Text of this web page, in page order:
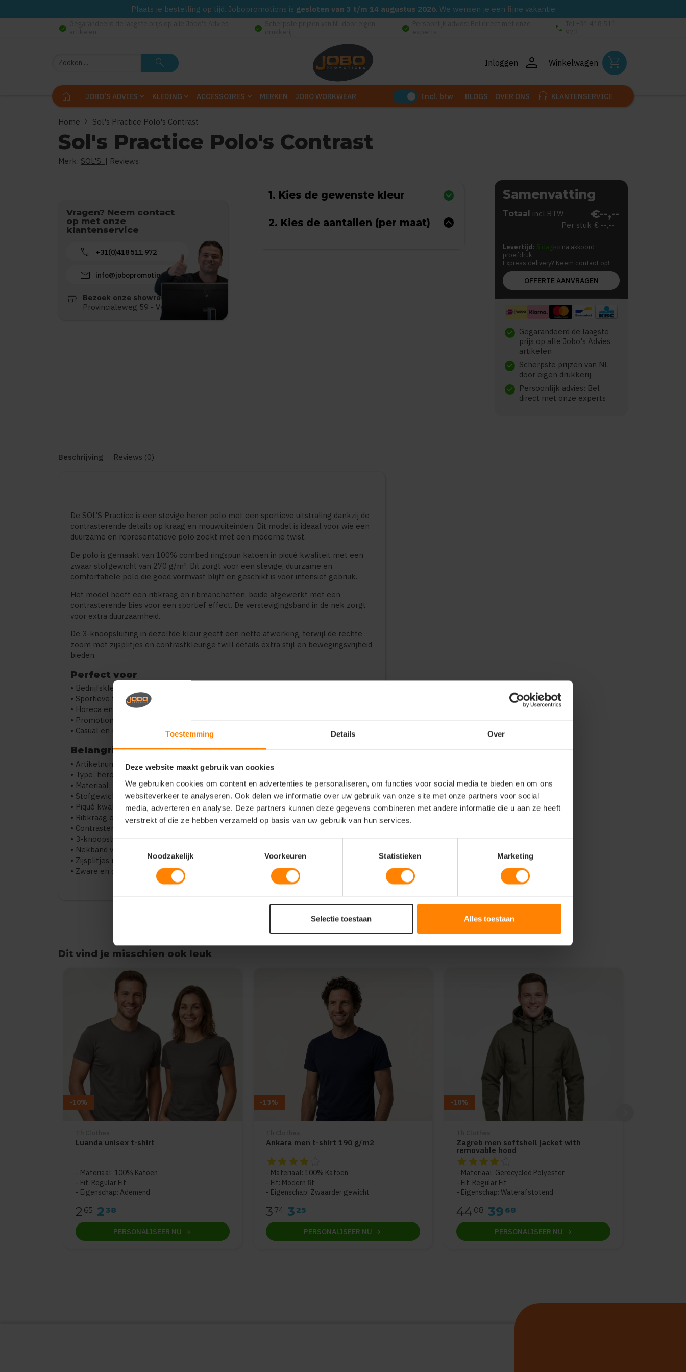
Toestemming Details Over
Deze website maakt gebruik van cookies
We gebruiken cookies om content en advertenties te personaliseren, om functies voor social media te bieden en om ons
websiteverkeer te analyseren. Ook delen we informatie over uw gebruik van onze site met onze partners voor social
media, adverteren en analyse. Deze partners kunnen deze gegevens combineren met andere informatie die u aan ze heeft
verstrekt of die ze hebben verzameld op basis van uw gebruik van hun services.
Toestemmingsselectie
Noodzakelijk
Voorkeuren Statistieken Marketing
Selectie toestaan Alles toestaan
Plaats je bestelling op tijd. Jobopromotions is gesloten van 3 t/m 14 augustus 2026. We wensen je een fijne vakantie
check_circle check_circle check_circle phone
Zoeken search Inloggen person Winkelwagen shopping_cart
home JOBO'S ADVIES KLEDING ACCESSOIRES MERKEN JOBO WORKWEAR Incl. btw BLOGS OVER ONS headset_mic KLANTENSERVICE
Home chevron_right Sol's Practice Polo's Contrast
Sol's Practice Polo's Contrast
Merk: SOL'S | Reviews:
Vragen? Neem contact
op met onze
klantenservice
call +31(0)418 511 972
mail info@jobopromotions.nl
store
Bezoek onze showroom:
Provincialeweg 59 - Velddriel
1. Kies de gewenste kleur
2. Kies de aantallen (per maat)
Samenvatting
Totaal incl.BTW €--,--
Per stuk € --,--
Levertijd: 5 dagen na akkoord
proefdruk
Express delivery? Neem contact op!
OFFERTE AANVRAGEN
check Gegarandeerd de laagste
prijs op alle Jobo's Advies
artikelen
check Scherpste prijzen van NL
door eigen drukkerij
check
Persoonlijk advies: Bel
direct met onze experts
Beschrijving Reviews (0)
De SOL’S Practice is een stevige heren polo met een sportieve uitstraling dankzij de
contrasterende details op kraag en mouwuiteinden. Dit model is ideaal voor wie een
duurzame en representatieve polo zoekt met een moderne twist.
De polo is gemaakt van 100% combed ringspun katoen in piqué kwaliteit met een
zwaar stofgewicht van 270 g/m². Dit zorgt voor een stevige, duurzame en
comfortabele polo die goed vormvast blijft en geschikt is voor intensief gebruik.
Het model heeft een ribkraag en ribmanchetten, beide afgewerkt met een
contrasterende bies voor een sportief effect. De verstevigingsband in de nek zorgt
voor extra duurzaamheid.
De 3-knoopsluiting in dezelfde kleur geeft een nette afwerking, terwijl de rechte
zoom met zijsplitjes en contrastkleurige twill details extra stijl en bewegingsvrijheid
bieden.
Perfect voor
• Bedrijfskleding
• Sportieve teams en verenigingen
• Horeca en service
• Promotionele kleding
• Casual en representatief gebruik
Belangrijkste kenmerken
• Artikelnummer: 811365
• Type: heren polo
• Materiaal: 100% combed ringspun katoen
• Stofgewicht: 270 g/m²
• Piqué kwaliteit
• Ribkraag en ribmanchetten
• Contrasterende bies op kraag en mouwen
• 3-knoopsluiting (kleur op kleur)
• Nekband voor extra stevigheid
• Zijsplitjes met contrastafwerking
• Zware en duurzame kwaliteit
Dit vind je misschien ook leuk
-10%
Luanda unisex t-shirt
Materiaal: 100% Katoen
Fit: Regular Fit
Eigenschap: Ademend
265 2 38
PERSONALISEER NU
-13%
Ankara men t-shirt 190 g/m2
De beoordeling van dit product is
Materiaal: 100% Katoen
Fit: Modern fit
Eigenschap: Zwaarder gewicht
374 3 25
PERSONALISEER NU
-10%
Zagreb men softshell jacket with
removable hood
De beoordeling van dit product is
Materiaal: Gerecycled Polyester
Fit: Regular Fit
Eigenschap: Waterafstotend
4408 39 68
PERSONALISEER NU